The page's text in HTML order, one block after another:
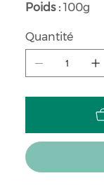
Poids : 100g
Quantité